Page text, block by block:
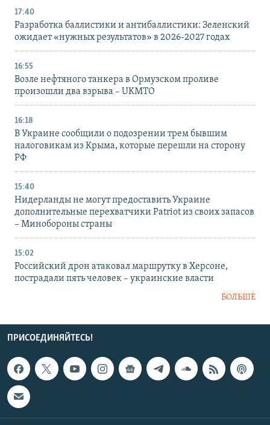
17:40
Разработка баллистики и антибаллистики: Зеленский
ожидает «нужных результатов» в 2026-2027 годах
16:55
Возле нефтяного танкера в Ормузском проливе
произошли два взрыва – UKMTO
16:18
В Украине сообщили о подозрении трем бывшим
налоговикам из Крыма, которые перешли на сторону
РФ
15:40
Нидерланды не могут предоставить Украине
дополнительные перехватчики Patriot из своих запасов
– Минобороны страны
15:02
Российский дрон атаковал маршрутку в Херсоне,
пострадали пять человек – украинские власти
БОЛЬШЕ
ПРИСОЕДИНЯЙТЕСЬ!